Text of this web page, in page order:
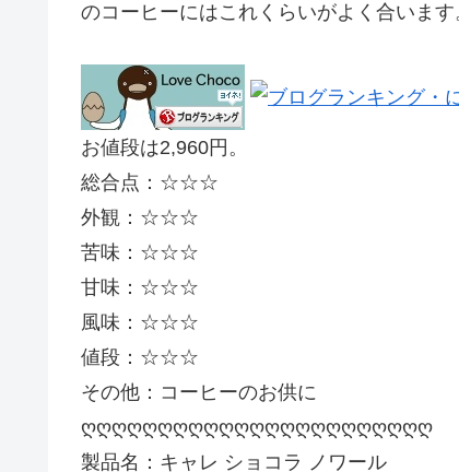
のコーヒーにはこれくらいがよく合います
お値段は2,960円。
総合点：☆☆☆
外観：☆☆☆
苦味：☆☆☆
甘味：☆☆☆
風味：☆☆☆
値段：☆☆☆
その他：コーヒーのお供に
ღღღღღღღღღღღღღღღღღღღღღღღ
製品名：キャレ ショコラ ノワール